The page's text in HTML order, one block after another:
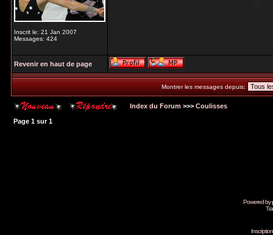
Inscrit le: 21 Jan 2007
Messages: 424
Revenir en haut de page
Montrer les messages depuis:
Index du Forum >>> Coulisses
Page 1 sur1
Powered by